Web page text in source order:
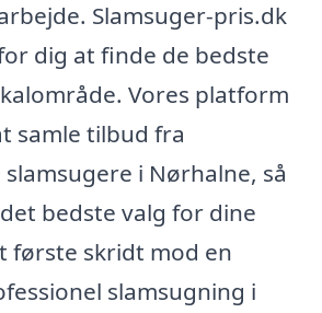
Slamsuger-pris.dk
dig at finde de bedste
Vores platform
samle tilbud fra
i Nørhalne, så
bedste valg for dine
første skridt mod en
slamsugning i